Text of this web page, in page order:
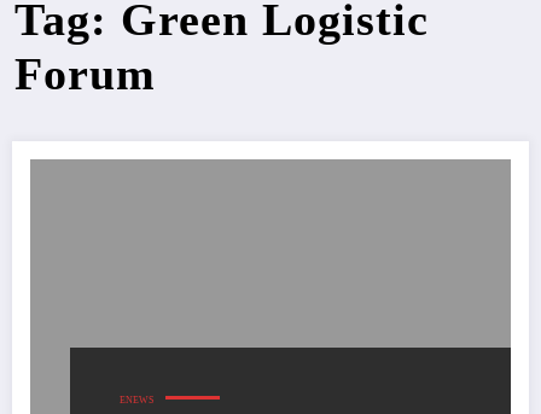
Tag: Green Logistic
Forum
ENEWS